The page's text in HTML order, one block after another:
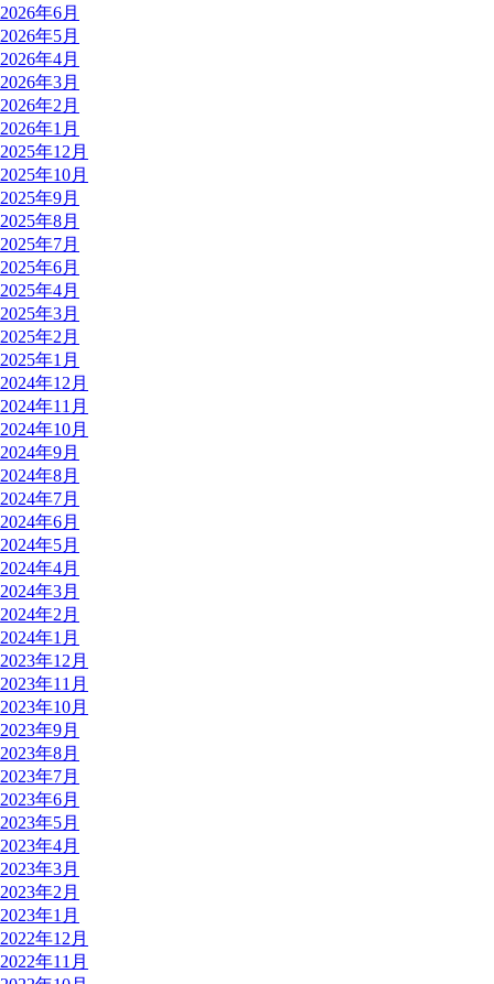
2026年6月
2026年5月
2026年4月
2026年3月
2026年2月
2026年1月
2025年12月
2025年10月
2025年9月
2025年8月
2025年7月
2025年6月
2025年4月
2025年3月
2025年2月
2025年1月
2024年12月
2024年11月
2024年10月
2024年9月
2024年8月
2024年7月
2024年6月
2024年5月
2024年4月
2024年3月
2024年2月
2024年1月
2023年12月
2023年11月
2023年10月
2023年9月
2023年8月
2023年7月
2023年6月
2023年5月
2023年4月
2023年3月
2023年2月
2023年1月
2022年12月
2022年11月